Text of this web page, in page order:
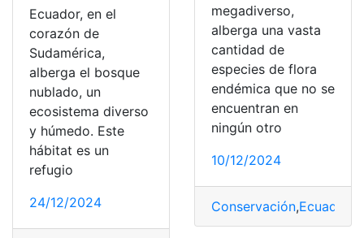
Ecuador, en el
corazón de
Sudamérica,
alberga el bosque
nublado, un
ecosistema diverso
y húmedo. Este
hábitat es un
refugio
24/12/2024
megadiverso,
alberga una vasta
cantidad de
especies de flora
endémica que no se
encuentran en
ningún otro
10/12/2024
Conservación,Ecuador